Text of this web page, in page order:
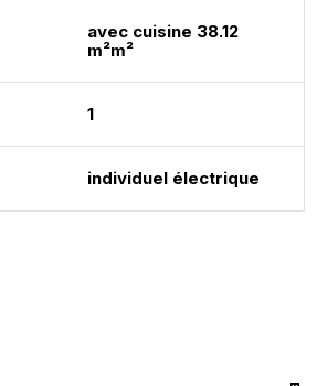
avec cuisine 38.12
m²m²
1
individuel électrique